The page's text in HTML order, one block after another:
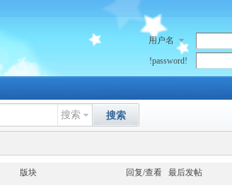
用户名
!password!
搜索 搜索
版块 回复/查看 最后发帖